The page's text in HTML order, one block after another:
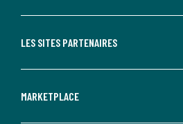
LES SITES PARTENAIRES
MARKETPLACE